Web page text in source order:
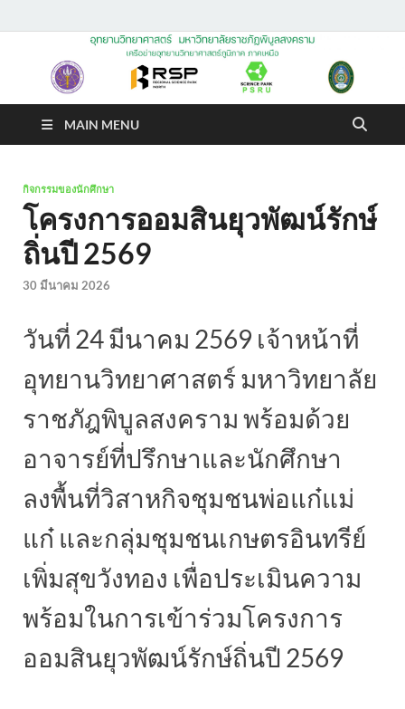
อุทยานวิทยาศาสตร์
มหาวิทยาลัยราชภัฏพิบูล
สงคราม
MAIN MENU
กิจกรรมของนักศึกษา
โครงการออมสินยุวพัฒน์รักษ์
ถิ่นปี 2569
30 มีนาคม 2026
วันที่ 24 มีนาคม 2569 เจ้าหน้าที่
อุทยานวิทยาศาสตร์ มหาวิทยาลัย
ราชภัฎพิบูลสงคราม พร้อมด้วย
อาจารย์ที่ปรึกษาและนักศึกษา
ลงพื้นที่วิสาหกิจชุมชนพ่อแก๋แม่
แก๋ และกลุ่มชุมชนเกษตรอินทรีย์
เพิ่มสุขวังทอง เพื่อประเมินความ
พร้อมในการเข้าร่วมโครงการ
ออมสินยุวพัฒน์รักษ์ถิ่นปี 2569